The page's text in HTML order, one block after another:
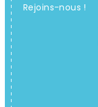
Rejoins-nous !